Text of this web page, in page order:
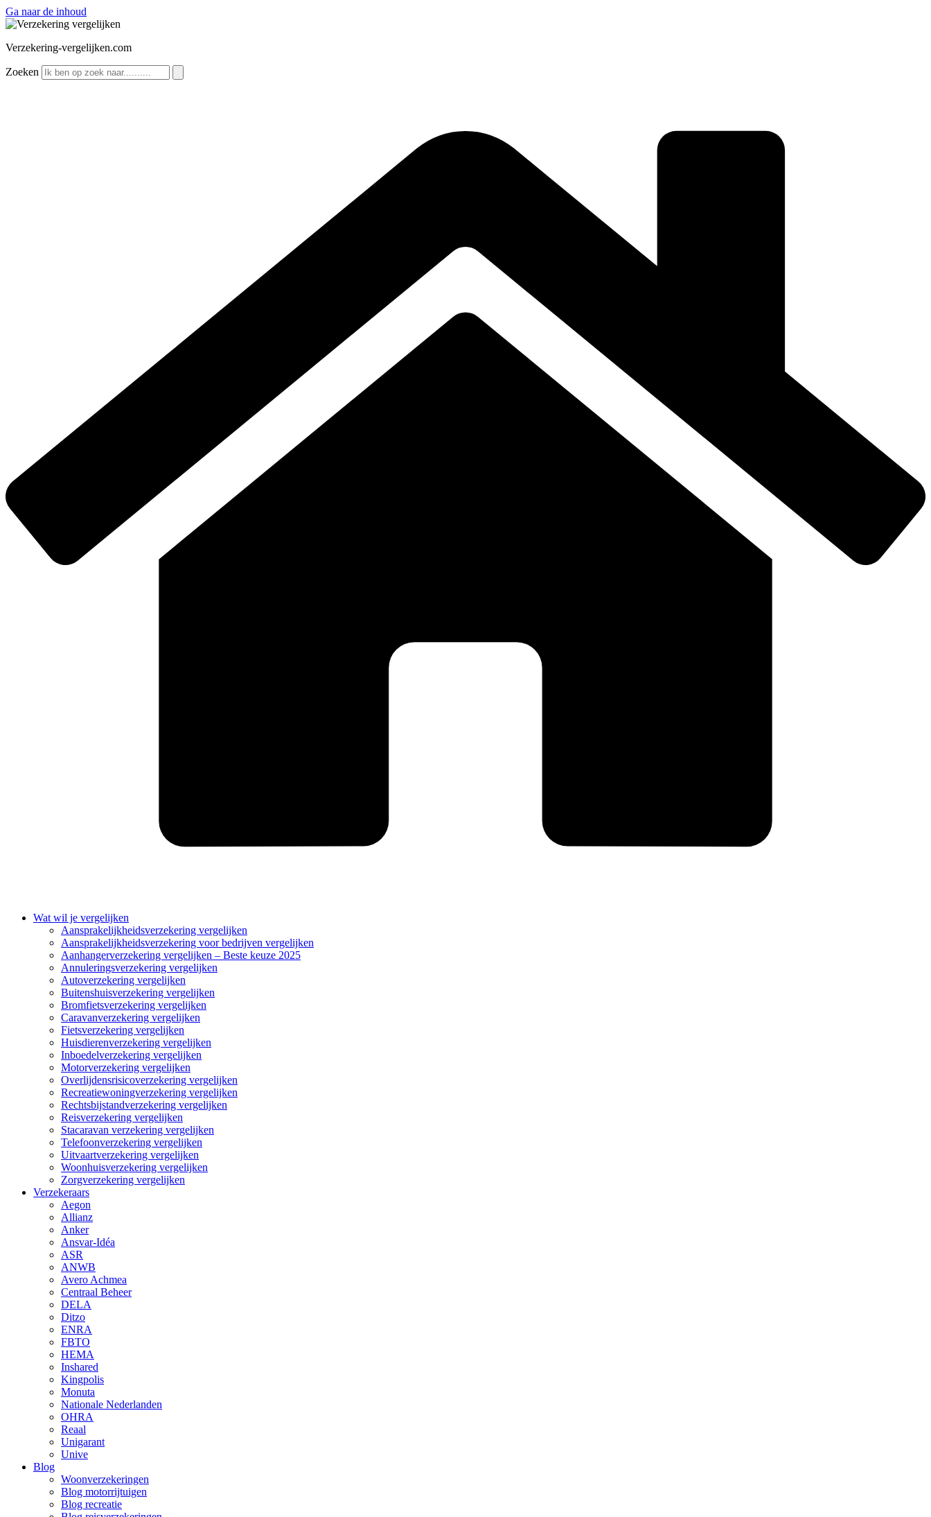
Ga naar de inhoud
Verzekering-vergelijken.com
Zoeken
Wat wil je vergelijken
Aansprakelijkheidsverzekering vergelijken
Aansprakelijkheidsverzekering voor bedrijven vergelijken
Aanhangerverzekering vergelijken – Beste keuze 2025
Annuleringsverzekering vergelijken
Autoverzekering vergelijken
Buitenshuisverzekering vergelijken
Bromfietsverzekering vergelijken
Caravanverzekering vergelijken
Fietsverzekering vergelijken
Huisdierenverzekering vergelijken
Inboedelverzekering vergelijken
Motorverzekering vergelijken
Overlijdensrisicoverzekering vergelijken
Recreatiewoningverzekering vergelijken
Rechtsbijstandverzekering vergelijken
Reisverzekering vergelijken
Stacaravan verzekering vergelijken
Telefoonverzekering vergelijken
Uitvaartverzekering vergelijken
Woonhuisverzekering vergelijken
Zorgverzekering vergelijken
Verzekeraars
Aegon
Allianz
Anker
Ansvar-Idéa
ASR
ANWB
Avero Achmea
Centraal Beheer
DELA
Ditzo
ENRA
FBTO
HEMA
Inshared
Kingpolis
Monuta
Nationale Nederlanden
OHRA
Reaal
Unigarant
Unive
Blog
Woonverzekeringen
Blog motorrijtuigen
Blog recreatie